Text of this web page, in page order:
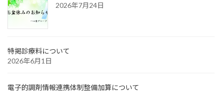
2026年7月24日
特掲診療料について
2026年6月1日
電子的調剤情報連携体制整備加算について